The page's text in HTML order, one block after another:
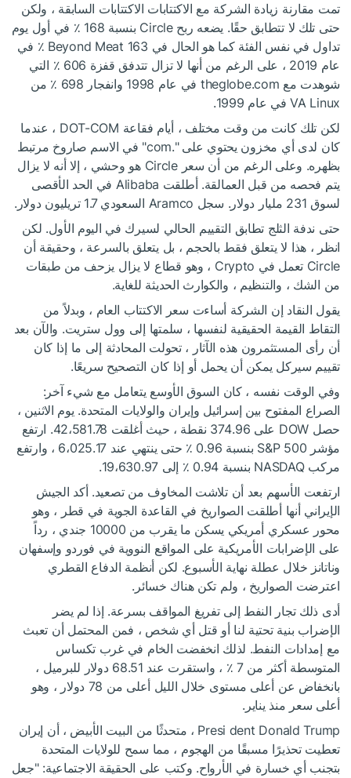
تمت مقارنة زيادة الشركة مع الاكتتابات الاكتتابات السابقة ، ولكن
حتى تلك لا تتطابق حقًا. يضعه ربح Circle بنسبة 168 ٪ في أول يوم
تداول في نفس الفئة كما هو الحال في Beyond Meat 163 ٪ في
عام 2019 ، على الرغم من أنها لا تزال تتدفق قفزة 606 ٪ التي
شوهدت مع theglobe.com في عام 1998 وانفجار 698 ٪ من
VA Linux في عام 1999.
لكن تلك كانت من وقت مختلف ، أيام فقاعة DOT-COM ، عندما
كان لدى أي مخزون يحتوي على ".com" في الاسم صاروخ مرتبط
بظهره. وعلى الرغم من أن سعر Circle هو وحشي ، إلا أنه لا يزال
يتم فحصه من قبل العمالقة. أطلقت Alibaba في الحد الأقصى
لسوق 231 مليار دولار. سجل Aramco السعودي 1.7 تريليون دولار.
حتى ندفة الثلج تطابق التقييم الحالي لسيرك في اليوم الأول. لكن
انظر ، هذا لا يتعلق فقط بالحجم ، بل يتعلق بالسرعة ، وحقيقة أن
Circle تعمل في Crypto ، وهو قطاع لا يزال يزحف من طبقات
من الشك ، والتنظيم ، والكوارث الحديثة للغاية.
يقول النقاد إن الشركة أساءت سعر الاكتتاب العام ، وبدلاً من
التقاط القيمة الحقيقية لنفسها ، سلمتها إلى وول ستريت. والآن بعد
أن رأى المستثمرون هذه الآثار ، تحولت المحادثة إلى ما إذا كان
تقييم سيركل يمكن أن يحمل أو إذا كان التصحيح سريعًا.
وفي الوقت نفسه ، كان السوق الأوسع يتعامل مع شيء آخر:
الصراع المفتوح بين إسرائيل وإيران والولايات المتحدة. يوم الاثنين ،
حصل DOW على 374.96 نقطة ، حيث أغلقت 42،581.78. ارتفع
مؤشر S&P 500 بنسبة 0.96 ٪ حتى ينتهي عند 6،025.17 ، وارتفع
مركب NASDAQ بنسبة 0.94 ٪ إلى 19،630.97.
ارتفعت الأسهم بعد أن تلاشت المخاوف من تصعيد. أكد الجيش
الإيراني أنها أطلقت الصواريخ في القاعدة الجوية في قطر ، وهو
محور عسكري أمريكي يسكن ما يقرب من 10000 جندي ، رداً
على الإضرابات الأمريكية على المواقع النووية في فوردو وإسفهان
وناتانز خلال عطلة نهاية الأسبوع. لكن أنظمة الدفاع القطري
اعترضت الصواريخ ، ولم تكن هناك خسائر.
أدى ذلك تجار النفط إلى تفريغ المواقف بسرعة. إذا لم يضر
الإضراب بنية تحتية لنا أو قتل أي شخص ، فمن المحتمل أن تعبث
مع إمدادات النفط. لذلك انخفضت الخام في غرب تكساس
المتوسطة أكثر من 7 ٪ ، واستقرت عند 68.51 دولار للبرميل ،
بانخفاض عن أعلى مستوى خلال الليل أعلى من 78 دولار ، وهو
أعلى سعر منذ يناير.
Presi dent Donald Trump ، متحدثًا من البيت الأبيض ، أن إيران
تعطيت تحذيرًا مسبقًا من الهجوم ، مما سمح للولايات المتحدة
بتجنب أي خسارة في الأرواح. وكتب على الحقيقة الاجتماعية: "جعل